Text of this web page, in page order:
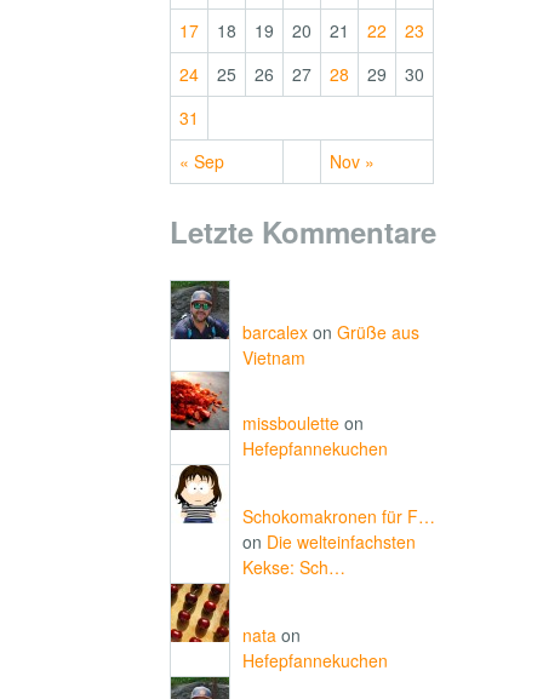
« Sep Nov »
17
18 19 20 21 22
23
24
25 26 27 28 29
30
31
Letzte Kommentare
barcalex on Grüße aus
Vietnam
missboulette on
Hefepfannekuchen
Schokomakronen für F…
on Die welteinfachsten
Kekse: Sch…
nata on
Hefepfannekuchen